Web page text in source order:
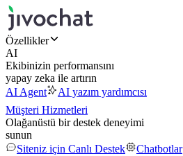
Özellikler
AI
Ekibinizin performansını
yapay zeka ile artırın
AI Agent
AI yazım yardımcısı
Müşteri Hizmetleri
Olağanüstü bir destek deneyimi
sunun
Siteniz için Canlı Destek
Chatbotlar